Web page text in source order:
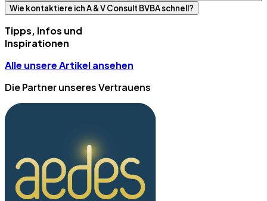
Wie kontaktiere ich A & V Consult BVBA schnell?
Tipps, Infos und
Inspirationen
Alle unsere Artikel ansehen
Die Partner unseres Vertrauens